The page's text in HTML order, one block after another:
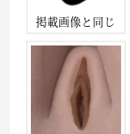
掲載画像と同じ